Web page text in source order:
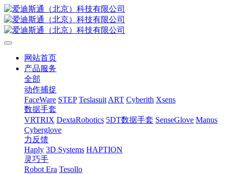
网站首页
产品服务
全部
动作捕捉
FaceWare STEP Teslasuit ART Cyberith Xsens
数据手套
VRTRIX DextaRobotics 5DT数据手套 SenseGlove Manus
Cyberglove
力反馈
Haply 3D Systems HAPTION
灵巧手
Robot Era Tesollo